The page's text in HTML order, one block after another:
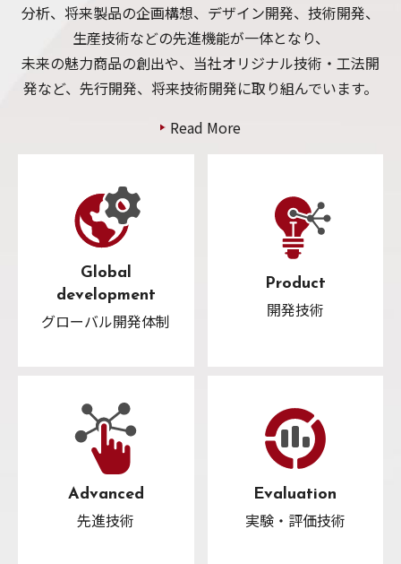
分析、将来製品の企画構想、デザイン開発、技術開発、
生産技術などの先進機能が一体となり、
未来の魅力商品の創出や、当社オリジナル技術・工法開
発など、先行開発、将来技術開発に取り組んでいます。
Read More
Global
development
グローバル開発体制
Product
開発技術
Advanced
先進技術
Evaluation
実験・評価技術